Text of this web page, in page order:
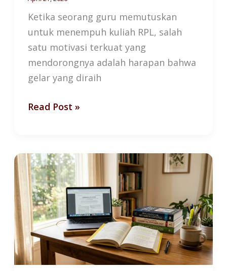
Ketika seorang guru memutuskan
untuk menempuh kuliah RPL, salah
satu motivasi terkuat yang
mendorongnya adalah harapan bahwa
gelar yang diraih
Read Post »
Pengalaman
Pesantren
dan
Batas
Pengakuan
Sistem
RPL